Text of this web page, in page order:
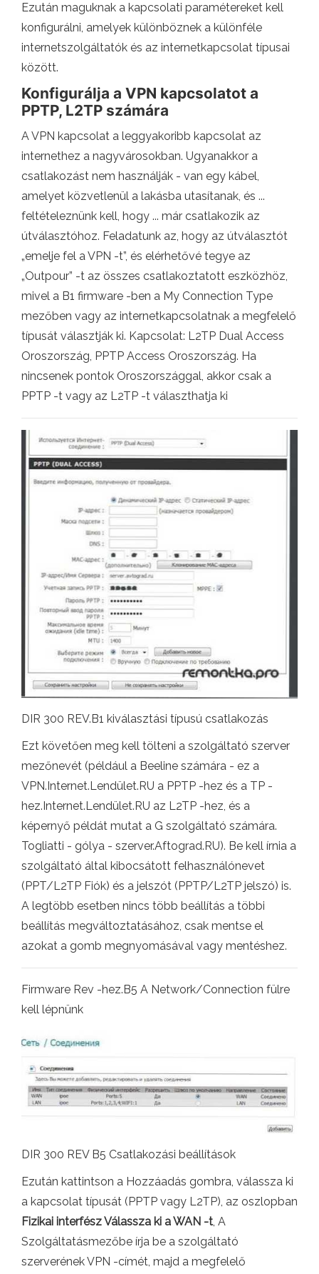
Ezután maguknak a kapcsolati paramétereket kell
konfigurálni, amelyek különböznek a különféle
internetszolgáltatók és az internetkapcsolat típusai
között.
Konfigurálja a VPN kapcsolatot a
PPTP, L2TP számára
A VPN kapcsolat a leggyakoribb kapcsolat az
internethez a nagyvárosokban. Ugyanakkor a
csatlakozást nem használják - van egy kábel,
amelyet közvetlenül a lakásba utasítanak, és ...
feltételeznünk kell, hogy ... már csatlakozik az
útválasztóhoz. Feladatunk az, hogy az útválasztót
„emelje fel a VPN -t”, és elérhetővé tegye az
„Outpour” -t az összes csatlakoztatott eszközhöz,
mivel a B1 firmware -ben a My Connection Type
mezőben vagy az internetkapcsolatnak a megfelelő
típusát választják ki. Kapcsolat: L2TP Dual Access
Oroszország, PPTP Access Oroszország. Ha
nincsenek pontok Oroszországgal, akkor csak a
PPTP -t vagy az L2TP -t választhatja ki
DIR 300 REV.B1 kiválasztási típusú csatlakozás
Ezt követően meg kell tölteni a szolgáltató szerver
mezőnevét (például a Beeline számára - ez a
VPN.Internet.Lendület.RU a PPTP -hez és a TP -
hez.Internet.Lendület.RU az L2TP -hez, és a
képernyő példát mutat a G szolgáltató számára.
Togliatti - gólya - szerver.Aftograd.RU). Be kell írnia a
szolgáltató által kibocsátott felhasználónevet
(PPT/L2TP Fiók) és a jelszót (PPTP/L2TP jelszó) is.
A legtöbb esetben nincs több beállítás a többi
beállítás megváltoztatásához, csak mentse el
azokat a gomb megnyomásával vagy mentéshez.
Firmware Rev -hez.B5 A Network/Connection fülre
kell lépnünk
DIR 300 REV B5 Csatlakozási beállítások
Ezután kattintson a Hozzáadás gombra, válassza ki
a kapcsolat típusát (PPTP vagy L2TP), az oszlopban
Fizikai interfész Válassza ki a WAN -t, A
Szolgáltatásmezőbe írja be a szolgáltató
szerverének VPN -címét, majd a megfelelő